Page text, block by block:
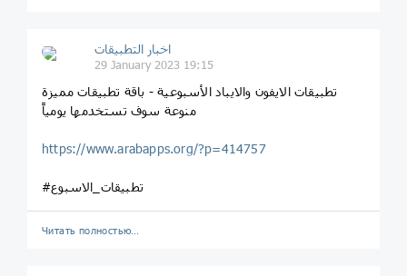
اخبار التطبيقات
29 January 2023 19:15
تطبيقات الايفون والايباد الأسبوعية - باقة تطبيقات مميزة
منوعة سوف تستخدمها يومياً
https://www.arabapps.org/?p=414757
#تطبيقات_الاسبوع
Читать полностью…